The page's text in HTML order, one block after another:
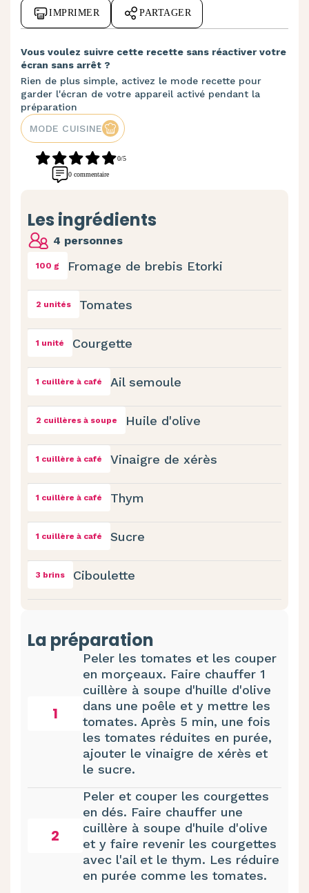
IMPRIMER PARTAGER
Vous voulez suivre cette recette sans réactiver votre
écran sans arrêt ?
Rien de plus simple, activez le mode recette pour
garder l'écran de votre appareil activé pendant la
préparation
MODE CUISINE
0/5
0 commentaire
Les ingrédients
4 personnes
100 g Fromage de brebis Etorki
2 unités Tomates
1 unité Courgette
1 cuillère à café Ail semoule
2 cuillères à soupe Huile d'olive
1 cuillère à café Vinaigre de xérès
1 cuillère à café Thym
1 cuillère à café Sucre
3 brins Ciboulette
La préparation
1
Peler les tomates et les couper
en morçeaux. Faire chauffer 1
cuillère à soupe d'huille d'olive
dans une poêle et y mettre les
tomates. Après 5 min, une fois
les tomates réduites en purée,
ajouter le vinaigre de xérès et
le sucre.
2
Peler et couper les courgettes
en dés. Faire chauffer une
cuillère à soupe d'huile d'olive
et y faire revenir les courgettes
avec l'ail et le thym. Les réduire
en purée comme les tomates.